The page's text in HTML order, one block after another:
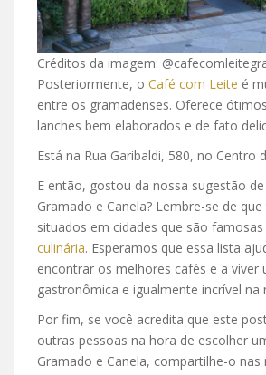
Créditos da imagem:
Posteriormente, o Café com Leite é
entre os gramadenses. Oferece
lanches bem elaborados e de fato
Está na Rua Garibaldi, 580, no Centro
E então, gostou da nossa sugestão
Gramado e Canela? Lembre-se de
situados em cidades que são famosas
culinária. Esperamos que essa lista
encontrar os melhores cafés e a viver
gastronômica e igualmente incrível na
Por fim, se você acredita que este
outras pessoas na hora de escolher
Gramado e Canela, compartilhe-o nas